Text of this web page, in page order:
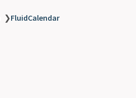
❯FluidCalendar